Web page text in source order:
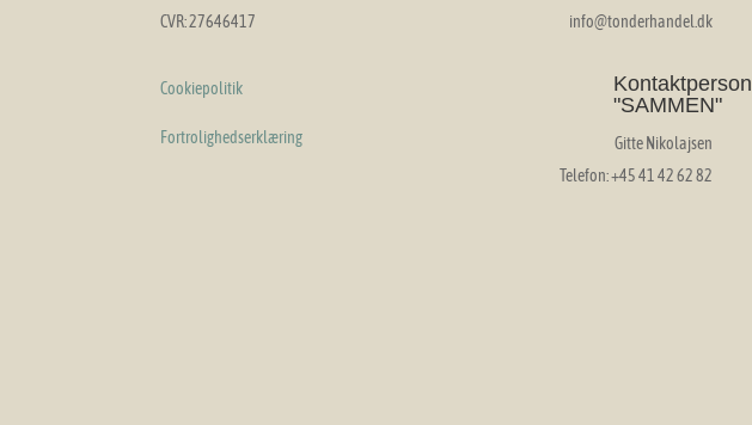
CVR: 27646417
Cookiepolitik
Fortrolighedserklæring
info@tonderhandel.dk
Kontaktperson
"SAMMEN"
Gitte Nikolajsen
Telefon: +45 41 42 62 82